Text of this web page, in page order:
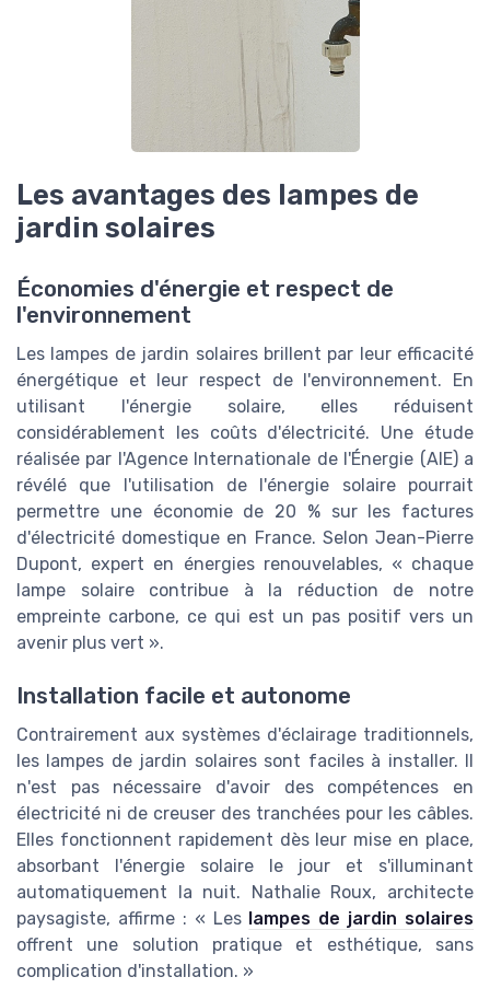
Les avantages des lampes de
jardin solaires
Économies d'énergie et respect de
l'environnement
Les lampes de jardin solaires brillent par leur efficacité
énergétique et leur respect de l'environnement. En
utilisant l'énergie solaire, elles réduisent
considérablement les coûts d'électricité. Une étude
réalisée par l'Agence Internationale de l'Énergie (AIE) a
révélé que l'utilisation de l'énergie solaire pourrait
permettre une économie de 20 % sur les factures
d'électricité domestique en France. Selon Jean-Pierre
Dupont, expert en énergies renouvelables, « chaque
lampe solaire contribue à la réduction de notre
empreinte carbone, ce qui est un pas positif vers un
avenir plus vert ».
Installation facile et autonome
Contrairement aux systèmes d'éclairage traditionnels,
les lampes de jardin solaires sont faciles à installer. Il
n'est pas nécessaire d'avoir des compétences en
électricité ni de creuser des tranchées pour les câbles.
Elles fonctionnent rapidement dès leur mise en place,
absorbant l'énergie solaire le jour et s'illuminant
automatiquement la nuit. Nathalie Roux, architecte
paysagiste, affirme : « Les lampes de jardin solaires
offrent une solution pratique et esthétique, sans
complication d'installation. »